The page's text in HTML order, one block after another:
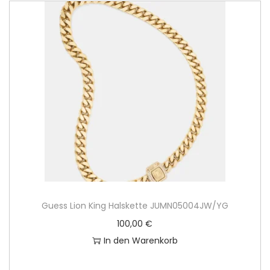
Guess Lion King Halskette JUMN05004JW/YG
100,00€
In den Warenkorb